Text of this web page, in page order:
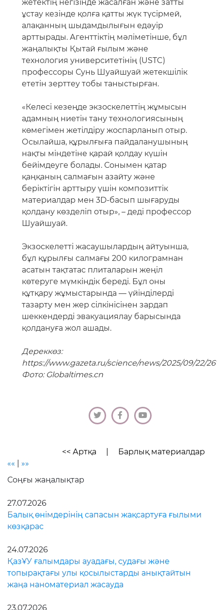
көмегімен жетілдіру жоспарланып отыр.
Осылайша, құрылғыға пайдаланушының
нақты міндетіне қарай қолдау күшін
бейімдеуге болады. Сонымен қатар
қаңқаның салмағын азайту және
беріктігін арттыру үшін композиттік
материалдар мен 3D-басып шығаруды
Шуайшуай.
Экзоскелетті жасаушылардың айтуынша,
бұл құрылғы салмағы 200 килограмнан
асатын тақтатас плиталарын жеңіл
көтеруге мүмкіндік береді. Бұл оны
құтқару жұмыстарында — үйінділерді
тазарту мен жер сілкінісінен зардап
шеккендерді эвакуациялау барысында
қолдануға жол ашады.
https://www.gazeta.ru/science/news/2025/09/22/
Фото: Globaltimes.cn
»»
Соңғы жаңалықтар
топырақтағы улы қосылыстарды анықтайтын
жаңа наноматериал жасауда
Авиациялық көлік техникасына қызмет көрсетуге
арналған көпбейінді жаттықтыру кешені
әзірленді
Баннерлер